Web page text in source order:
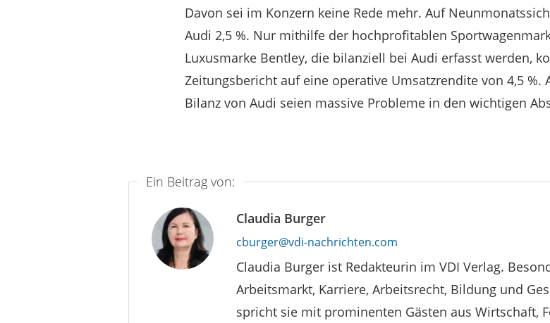
Davon sei im Konzern keine Rede mehr. Auf
Audi 2,5 %. Nur mithilfe der hochprofitablen
Luxusmarke Bentley, die bilanziell bei Audi erfasst werden,
Zeitungsbericht auf eine operative Umsatzrendite von 4,5 %.
Bilanz von Audi seien massive Probleme in den wichtigen
Ein Beitrag von:
Claudia Burger
cburger@vdi-nachrichten.com
Claudia Burger ist Redakteurin im VDI Verlag.
Arbeitsmarkt, Karriere, Arbeitsrecht, Bildung und
spricht sie mit prominenten Gästen aus Wirtschaft,